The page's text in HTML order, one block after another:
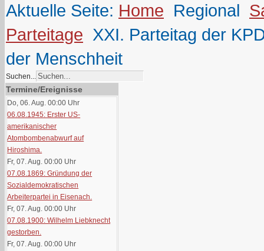
Aktuelle Seite: Home Regional
Parteitage XXI. Parteitag der
der Menschheit
Suchen...
Termine/Ereignisse
Do, 06. Aug. 00:00 Uhr
06.08.1945: Erster US-
amerikanischer
Atombombenabwurf auf
Hiroshima.
Fr, 07. Aug. 00:00 Uhr
07.08.1869: Gründung der
Sozialdemokratischen
Arbeiterpartei in Eisenach.
Fr, 07. Aug. 00:00 Uhr
07.08.1900: Wilhelm Liebknecht
gestorben.
Fr, 07. Aug. 00:00 Uhr